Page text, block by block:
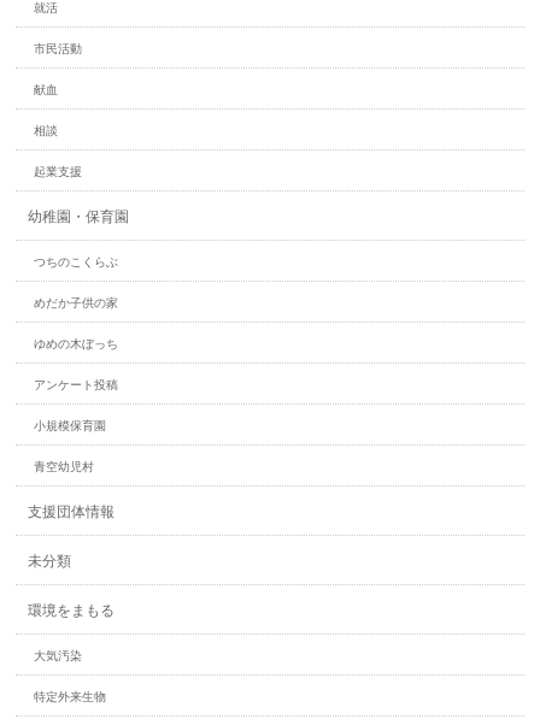
就活
市民活動
献血
相談
起業支援
幼稚園・保育園
つちのこくらぶ
めだか子供の家
ゆめの木ぼっち
アンケート投稿
小規模保育園
青空幼児村
支援団体情報
未分類
環境をまもる
大気汚染
特定外来生物